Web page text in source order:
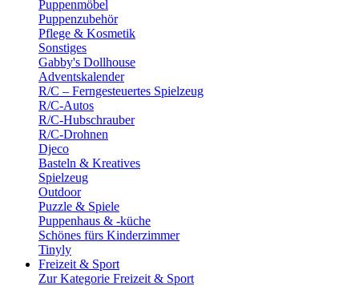
Puppenmöbel
Puppenzubehör
Pflege & Kosmetik
Sonstiges
Gabby's Dollhouse
Adventskalender
R/C – Ferngesteuertes Spielzeug
R/C-Autos
R/C-Hubschrauber
R/C-Drohnen
Djeco
Basteln & Kreatives
Spielzeug
Outdoor
Puzzle & Spiele
Puppenhaus & -küche
Schönes fürs Kinderzimmer
Tinyly
Freizeit & Sport
Zur Kategorie Freizeit & Sport